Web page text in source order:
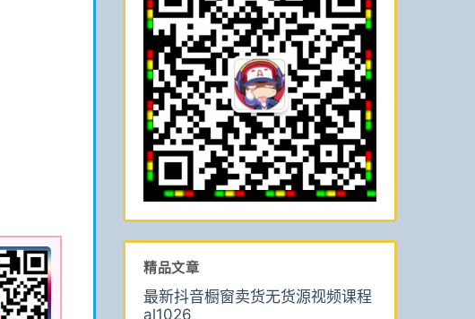
精品文章
最新抖音橱窗卖货无货源视频课程
al1026